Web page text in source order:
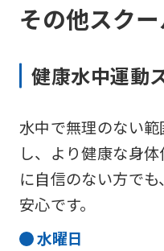
その他スク
健康水中運動
水中で無理のない
し、より健康な身
に自信のない方で
安心です。
水曜日